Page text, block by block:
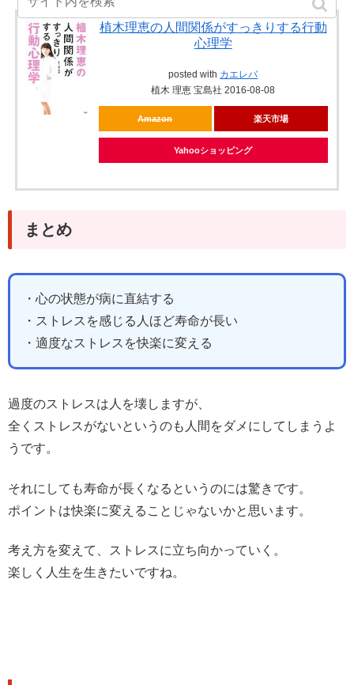
植木理恵の人間関係がすっきりする行動
心理学
posted with カエレバ
植木 理恵 宝島社 2016-08-08
Amazon 楽天市場
Yahooショッピング
まとめ
・心の状態が病に直結する
・ストレスを感じる人ほど寿命が長い
・適度なストレスを快楽に変える
過度のストレスは人を壊しますが、
全くストレスがないというのも人間をダメにしてしまうよ
うです。
それにしても寿命が長くなるというのには驚きです。
ポイントは快楽に変えることじゃないかと思います。
考え方を変えて、ストレスに立ち向かっていく。
楽しく人生を生きたいですね。